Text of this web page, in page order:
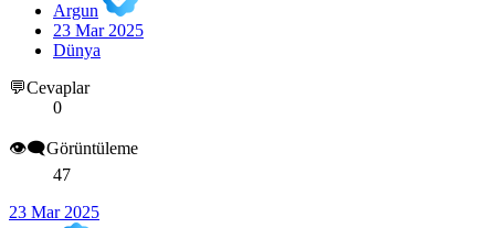
Argun
23 Mar 2025
Dünya
💬Cevaplar
0
👁️‍🗨️Görüntüleme
47
23 Mar 2025